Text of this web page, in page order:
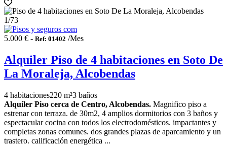
1/73
5.000 € - Ref: 01402 /Mes
Alquiler Piso de 4 habitaciones en Soto De
La Moraleja, Alcobendas
4 habitaciones220 m²3 baños
Alquiler Piso cerca de Centro, Alcobendas. Magnifico piso a
estrenar con terraza. de 30m2, 4 amplios dormitorios con 3 baños y
espectacular cocina con todos los electrodomésticos. impactantes y
completas zonas comunes. dos grandes plazas de aparcamiento y un
trastero. calificación energética ...